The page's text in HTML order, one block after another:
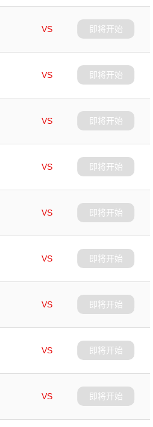
VS
即将开始
VS
即将开始
VS
即将开始
VS
即将开始
VS
即将开始
VS
即将开始
VS
即将开始
VS
即将开始
VS
即将开始